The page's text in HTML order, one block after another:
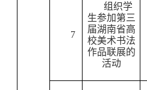
7
组织学
生参加第三
届湖南省高
校美术书法
作品联展的
活动